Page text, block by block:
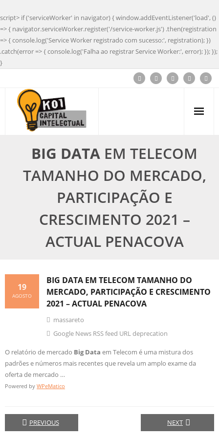
script> if ('serviceWorker' in navigator) { window.addEventListener('load', ()
=> { navigator.serviceWorker.register('/service-worker.js') .then(registration
=> { console.log('Service Worker registrado com sucesso:', registration); })
.catch(error => { console.log('Falha ao registrar Service Worker:', error); }); });
}
BIG DATA EM TELECOM
TAMANHO DO MERCADO,
PARTICIPAÇÃO E
CRESCIMENTO 2021 –
ACTUAL PENACOVA
BIG DATA EM TELECOM TAMANHO DO
MERCADO, PARTICIPAÇÃO E CRESCIMENTO
2021 – ACTUAL PENACOVA
19
AGOSTO
massareto
Google News RSS feed URL deprecation
O relatório de mercado Big Data em Telecom é uma mistura dos
padrões e números mais recentes que revela um amplo exame da
oferta de mercado …
Powered by WPeMatico
PREVIOUS NEXT